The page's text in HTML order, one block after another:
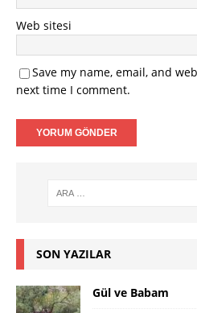
Web sitesi
Save my name, email, and
next time I comment.
SON YAZILAR
Gül ve Babam